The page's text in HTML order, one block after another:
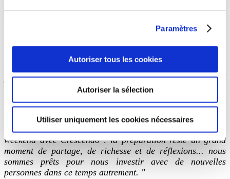
Paramètres
Autoriser tous les cookies
Autoriser la sélection
Utiliser uniquement les cookies nécessaires
" Que d’émotions dans ce moment continu de prière et de
recueillement. Sentiment d’avoir été prise en main du
prise pour un renouveau !Très belle fluidité et continuité
dans les séquences et leur enchaînement, des prestations
musicales excellentes, un parcours de prière sensible et
touchant, la découverte de talents méconnus…"
" Merci pour tous ces moments de fraternité durant ce
weekend avec Crescendo : la préparation reste un grand
moment de partage, de richesse et de réflexions... nous
sommes prêts pour nous investir avec de nouvelles
personnes dans ce temps autrement. "